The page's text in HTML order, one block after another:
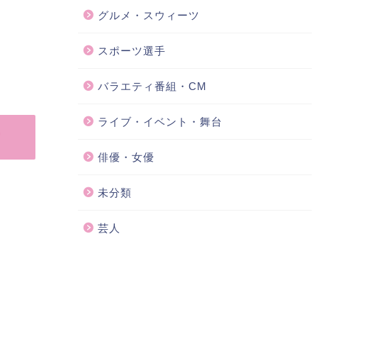
グルメ・スウィーツ
スポーツ選手
バラエティ番組・CM
ライブ・イベント・舞台
俳優・女優
未分類
芸人